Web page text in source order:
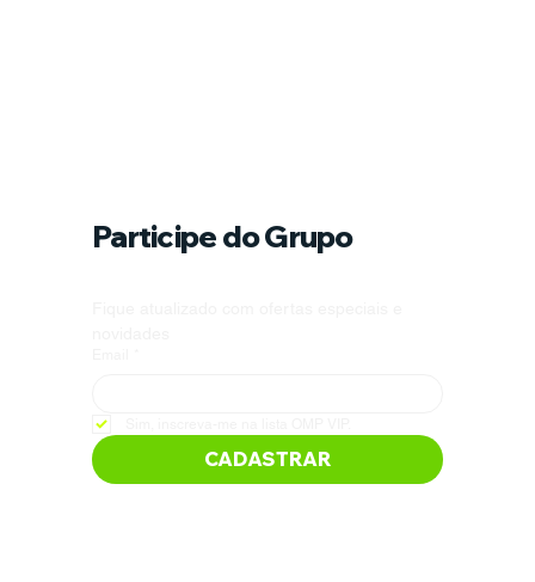
Participe do Grupo
CADASTRAR